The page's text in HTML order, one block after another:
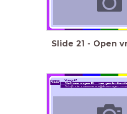
Slide 21 - Open
Vraag #3
Paarse
vrijdag
Stel twee vragen. Één over
Schrijf ook op aan wie zou jij deze vragen zou